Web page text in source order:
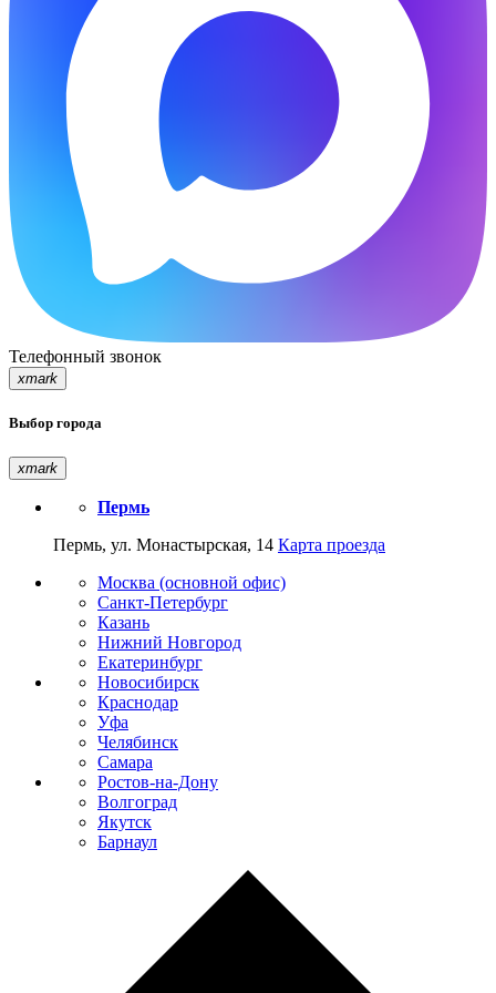
Телефонный звонок
xmark
Выбор города
xmark
Пермь
Пермь, ул. Монастырская, 14 Карта проезда
Москва (основной офис)
Санкт-Петербург
Казань
Нижний Новгород
Екатеринбург
Новосибирск
Краснодар
Уфа
Челябинск
Самара
Ростов-на-Дону
Волгоград
Якутск
Барнаул